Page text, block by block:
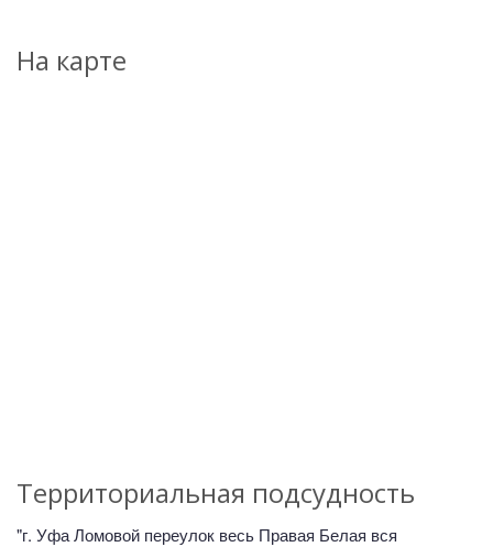
На карте
Территориальная подсудность
"г. Уфа Ломовой переулок весь Правая Белая вся